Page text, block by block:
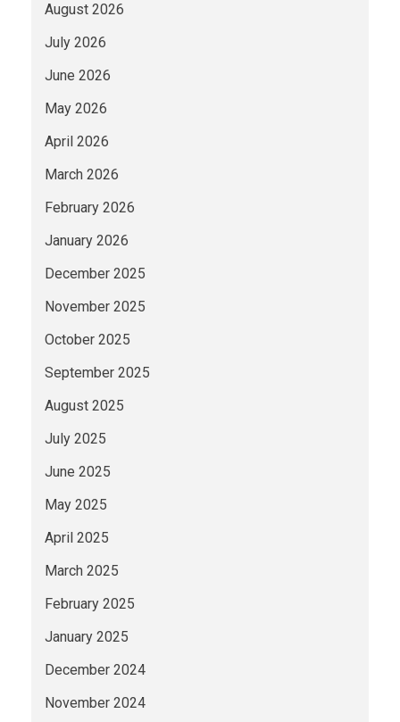
August 2026
July 2026
June 2026
May 2026
April 2026
March 2026
February 2026
January 2026
December 2025
November 2025
October 2025
September 2025
August 2025
July 2025
June 2025
May 2025
April 2025
March 2025
February 2025
January 2025
December 2024
November 2024